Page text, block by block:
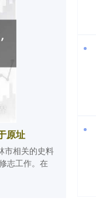
原址
市相关的史料
志工作。在